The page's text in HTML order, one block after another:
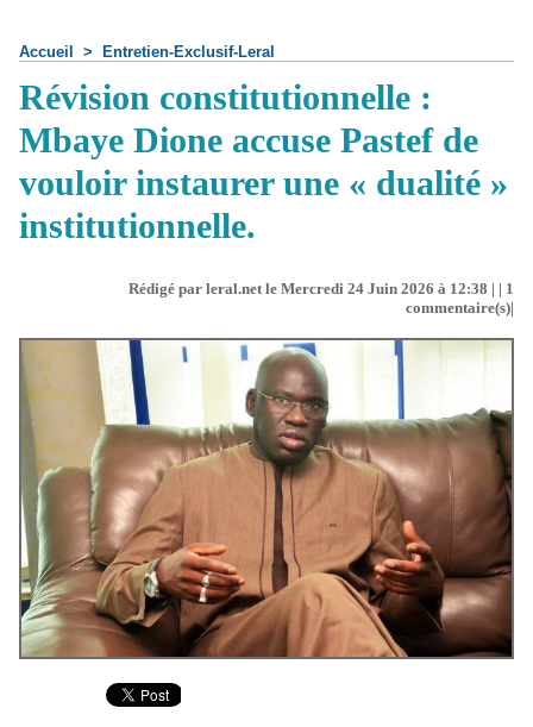
Accueil > Entretien-Exclusif-Leral
Révision constitutionnelle :
Mbaye Dione accuse Pastef de
vouloir instaurer une « dualité »
institutionnelle.
Rédigé par leral.net le Mercredi 24 Juin 2026 à 12:38 | | 1
commentaire(s)|